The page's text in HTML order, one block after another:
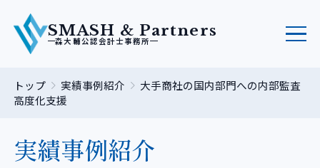
SMASH & Partners
森大輔公認会計士事務所
トップ 実績事例紹介
大手商社の国内部門への内部監査
高度化支援
実績事例紹介